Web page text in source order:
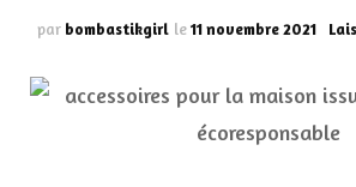
par bombastikgirl le11 novembre 2021